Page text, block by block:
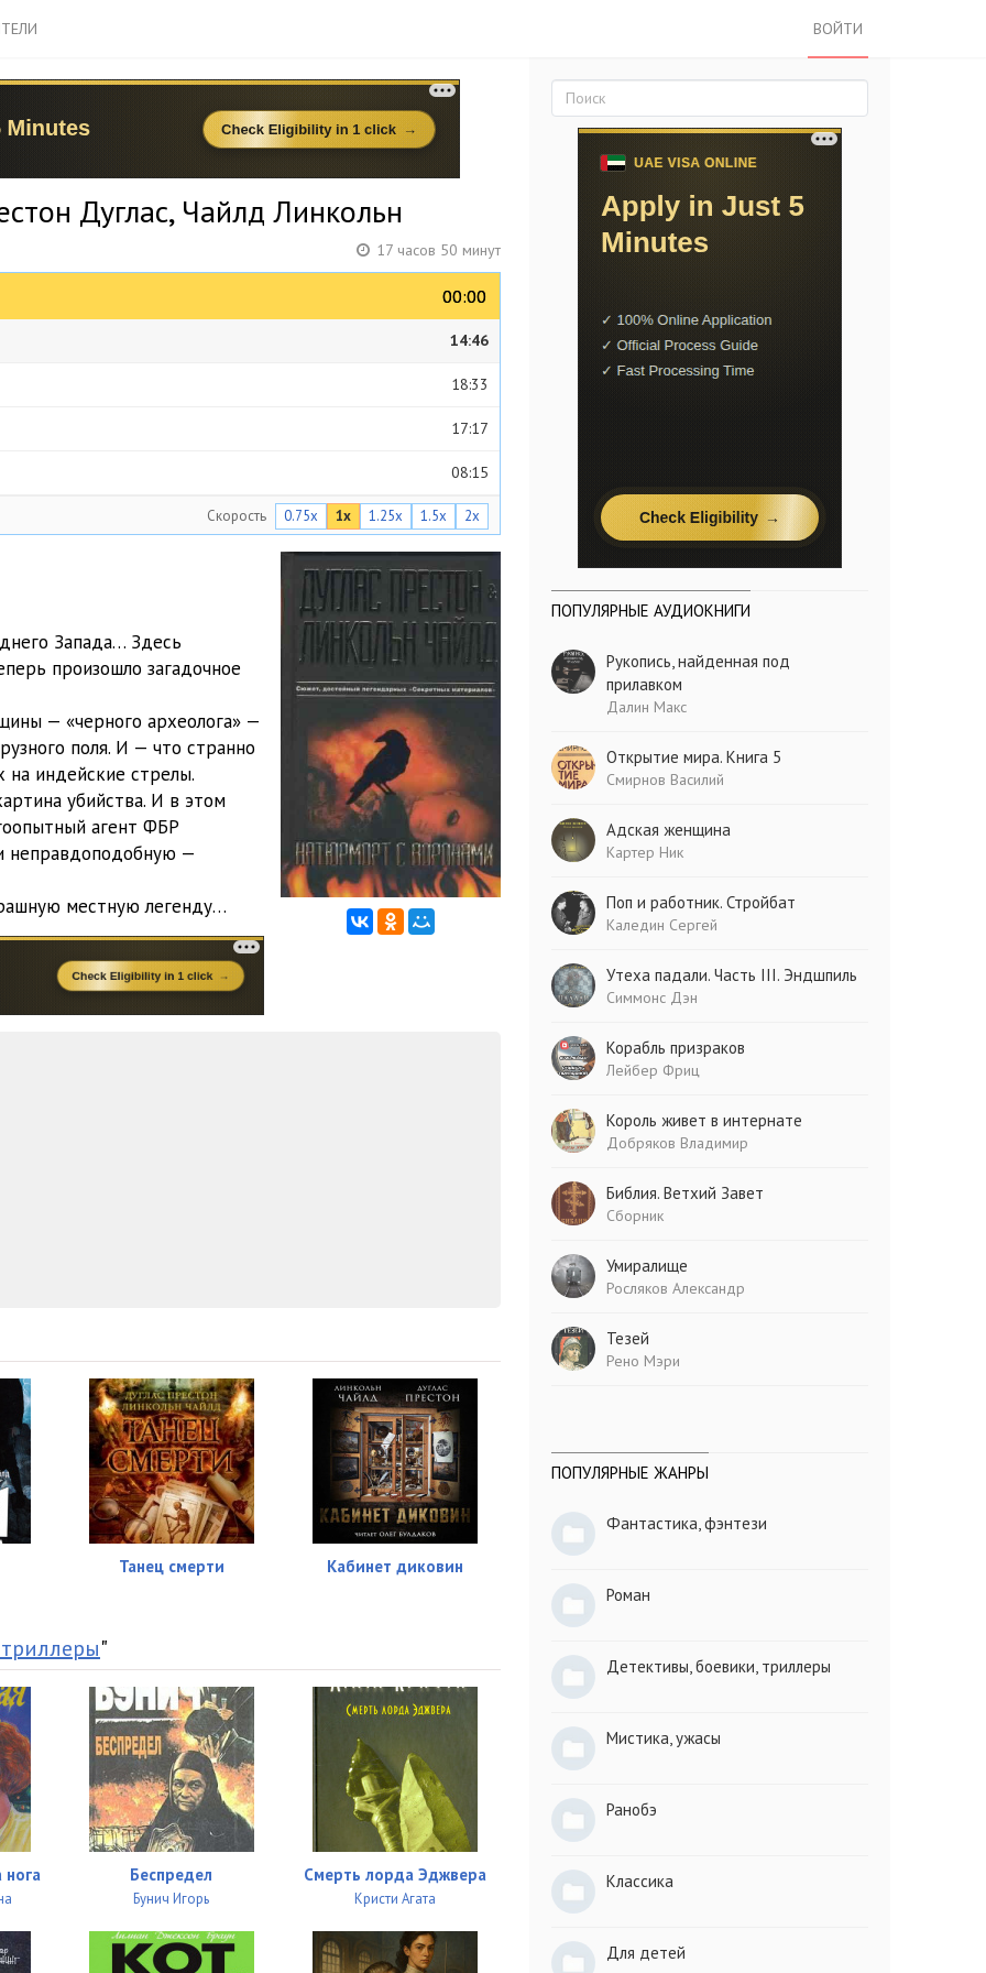
ВОЙТИ
Дуглас, Чайлд Линкольн
17 часов 50 минут
00:00
00:00
14:46
18:33
17:17
08:15
12:54
08:59
18:56
17:14
18:48
20:02
27:17
18:39
09:16
12:17
20:57
20:56
11:53
10:53
Скорость 0.75x 1x 1.25x 1.5x 2x
Запада… Здесь
произошло загадочное
— «черного археолога» —
поля. И — что странно
индейские стрелы.
убийства. И в этом
агент ФБР
неправдоподобную —
местную легенду…
Танец смерти Кабинет диковин
"
Беспредел
Бунич Игорь
Смерть лорда Эджвера
Кристи Агата
ПОПУЛЯРНЫЕ АУДИОКНИГИ
Рукопись, найденная под
прилавком
Далин Макс
Открытие мира. Книга 5
Смирнов Василий
Адская женщина
Картер Ник
Поп и работник. Стройбат
Каледин Сергей
Утеха падали. Часть III. Эндшпиль
Симмонс Дэн
Корабль призраков
Лейбер Фриц
Король живет в интернате
Добряков Владимир
Библия. Ветхий Завет
Сборник
Умиралище
Росляков Александр
Тезей
Рено Мэри
ПОПУЛЯРНЫЕ ЖАНРЫ
Фантастика, фэнтези
Роман
Детективы, боевики, триллеры
Мистика, ужасы
Ранобэ
Классика
Для детей